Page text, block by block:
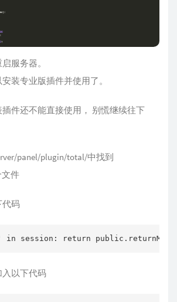
服务器。
装专业版插件并使用了。
件还不能直接使用， 别慌继续往下
panel/plugin/total/中找到
件
代码
session: return
以下代码